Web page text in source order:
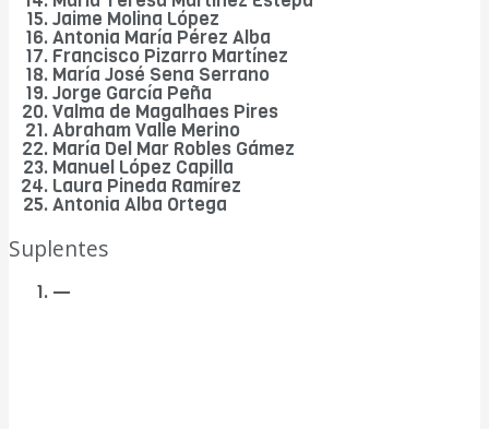
Jaime Molina López
Antonia María Pérez Alba
Francisco Pizarro Martínez
María José Sena Serrano
Jorge García Peña
Valma de Magalhaes Pires
Abraham Valle Merino
María Del Mar Robles Gámez
Manuel López Capilla
Laura Pineda Ramírez
Antonia Alba Ortega
Suplentes
—